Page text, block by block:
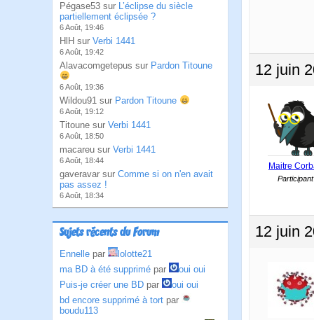
Pégase53 sur L’éclipse du siècle
partiellement éclipsée ?
6 Août, 19:46
HlH sur Verbi 1441
6 Août, 19:42
Alavacomgetepus sur Pardon Titoune
6 Août, 19:36
Wildou91 sur Pardon Titoune
6 Août, 19:12
Titoune sur Verbi 1441
6 Août, 18:50
macareu sur Verbi 1441
6 Août, 18:44
gaveravar sur Comme si on n'en avait
pas assez !
6 Août, 18:34
Sujets récents du Forum
Ennelle par
lolotte21
ma BD à été supprimé par
oui oui
Puis-je créer une BD par
oui oui
bd encore supprimé à tort par
boudu113
12 juin
Maitre
Participant
12 juin